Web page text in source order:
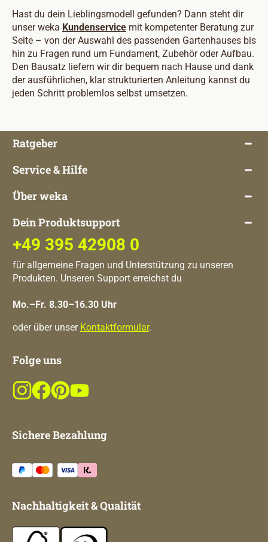
Hast du dein Lieblingsmodell gefunden? Dann steht dir
unser weka Kundenservice mit kompetenter Beratung zur
Seite – von der Auswahl des passenden Gartenhauses bis
hin zu Fragen rund um Fundament, Zubehör oder Aufbau.
Den Bausatz liefern wir dir bequem nach Hause und dank
der ausführlichen, klar strukturierten Anleitung kannst du
jeden Schritt problemlos selbst umsetzen.
Ratgeber
Service & Hilfe
Über weka
Dein Produktsupport
+49 395 42908 0
für allgemeine Fragen und Unterstützung zu unseren
Produkten. Unseren Support erreichst du
Mo.–Fr. 8.30–16.30 Uhr
oder über unser Kontaktformular.
Folge uns
Sichere Bezahlung
Nachhaltigkeit & Qualität